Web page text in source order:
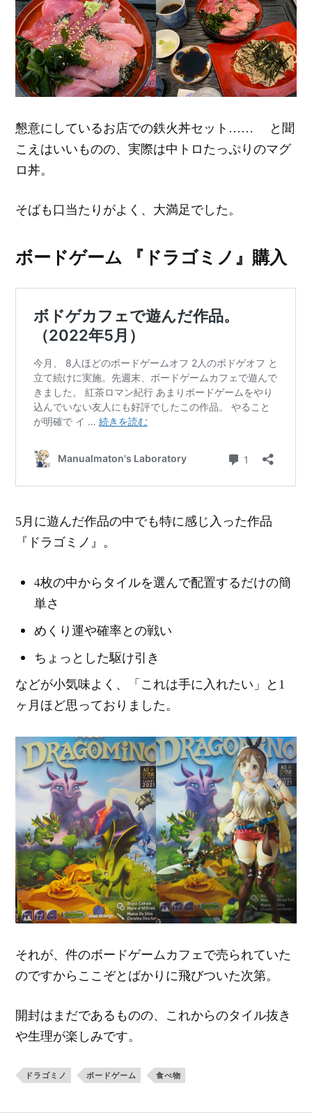
懇意にしているお店での鉄火丼セット…… と聞
こえはいいものの、実際は中トロたっぷりのマグ
ロ丼。
そばも口当たりがよく、大満足でした。
ボードゲーム 『ドラゴミノ』購入
5月に遊んだ作品の中でも特に感じ入った作品
『ドラゴミノ』。
4枚の中からタイルを選んで配置するだけの簡
単さ
めくり運や確率との戦い
ちょっとした駆け引き
などが小気味よく、「これは手に入れたい」と1
ヶ月ほど思っておりました。
それが、件のボードゲームカフェで売られていた
のですからここぞとばかりに飛びついた次第。
開封はまだであるものの、これからのタイル抜き
や生理が楽しみです。
ドラゴミノ ボードゲーム 食べ物